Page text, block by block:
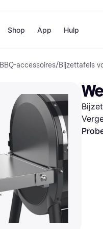
Shop
Winkels
Bol
H&M
App Hulp
BBQ-accessoires/Bijzettafels